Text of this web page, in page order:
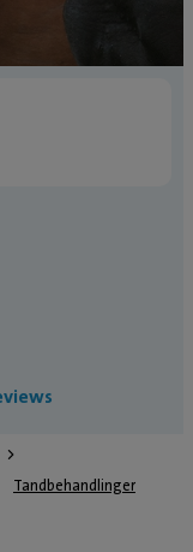
Tandbehandlinger